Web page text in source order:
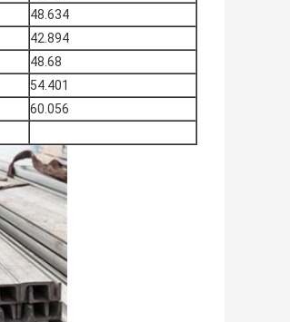
48.634
42.894
48.68
54.401
60.056